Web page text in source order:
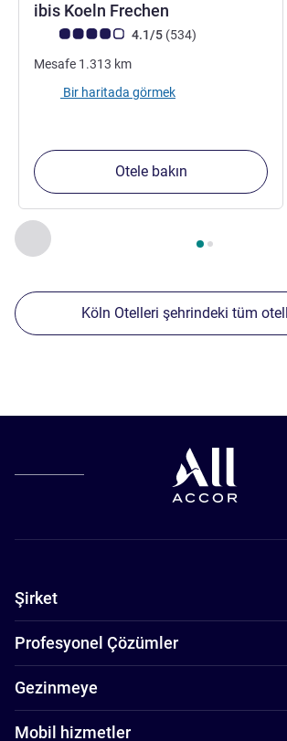
Önceki - Yakınlardaki diğer tesislerimiz
Sayfa , Yakınlardaki diğer
ibis Koeln Frechen
Avis müşterileri puanı (ALL Puanlama)
4.1/5 (534görüş
)
Mesafe 1.313 km
Bir haritada görmek
Otele bakın
Köln Otelleri şehrindeki tüm
Şirket
Profesyonel Çözümler
Gezinmeye
Mobil hizmetler